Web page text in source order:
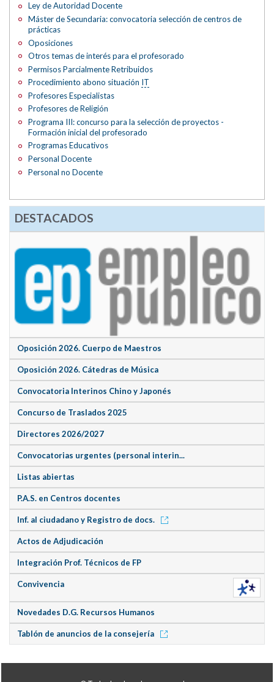
Ley de Autoridad Docente
Máster de Secundaria: convocatoria selección de centros de
prácticas
Oposiciones
Otros temas de interés para el profesorado
Permisos Parcialmente Retribuidos
Procedimiento abono situación IT
Profesores Especialistas
Profesores de Religión
Programa III: concurso para la selección de proyectos -
Formación inicial del profesorado
Programas Educativos
Personal Docente
Personal no Docente
DESTACADOS
Oposición 2026. Cuerpo de Maestros
Oposición 2026. Cátedras de Música
Convocatoria Interinos Chino y Japonés
Concurso de Traslados 2025
Directores 2026/2027
Convocatorias urgentes (personal interin...
Listas abiertas
P.A.S. en Centros docentes
Inf. al ciudadano y Registro de docs.
Actos de Adjudicación
Integración Prof. Técnicos de FP
Convivencia
Novedades D.G. Recursos Humanos
Tablón de anuncios de la consejería